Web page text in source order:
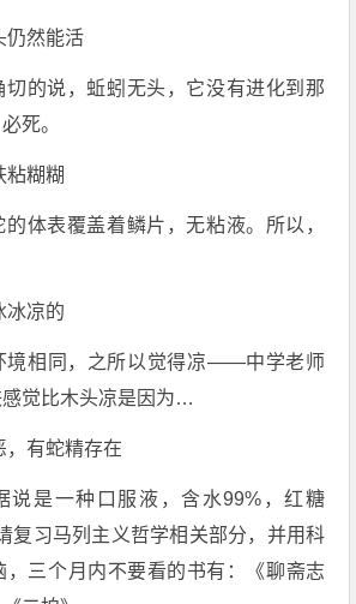
仍然能活
切的说，蚯蚓无头，它没有进化到那
死。
粘糊糊
体表覆盖着鳞片，无粘液。所以，
冰凉的
境相同，之所以觉得凉——中学老师
觉比木头凉是因为…
，有蛇精存在
是一种口服液，含水99%，红糖
复习马列主义哲学相关部分，并用科
，三个月内不要看的书有：《聊斋志